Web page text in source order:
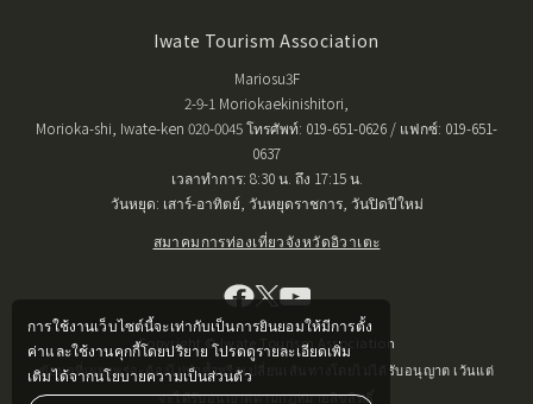
การใช้งานเว็บไซต์นี้จะเท่ากับเป็นการยินยอมให้มีการตั้ง
ค่าและใช้งานคุกกี้โดยปริยาย โปรดดูรายละเอียดเพิ่ม
เติมได้จากนโยบายความเป็นส่วนตัว
Iwate Tourism Association
Mariosu3F
2-9-1 Moriokaekinishitori,
Morioka-shi, Iwate-ken 020-0045 โทรศัพท์: 019-651-0626 / แฟกซ์: 019-651-
0637
เวลาทำการ: 8:30 น. ถึง 17:15 น.
วันหยุด: เสาร์-อาทิตย์, วันหยุดราชการ, วันปิดปีใหม่
สมาคมการท่องเที่ยวจังหวัดอิวาเตะ
Copyright © Iwate Tourism Association
ข้อมูลที่เผยแพร่จะต้องไม่ทำซ้ำหรือเปลี่ยนเส้นทางโดยไม่ได้รับอนุญาต เว้นแต่
จะได้รับอนุญาตตามกฎหมายลิขสิทธิ์